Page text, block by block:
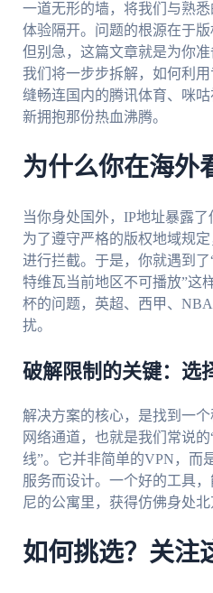
一道无形的墙，将我们与熟
体验隔开。问题的根源在于版
但别急，这篇文章就是为你准
我们将一步步拆解，如何利
缝畅连国内的腾讯体育、咪
新拥抱那份热血沸腾。
为什么你在海外
当你身处国外，IP地址暴露
为了遵守严格的版权地域规
进行拦截。于是，你就遇到
特维瓦当前地区不可播放”这
杯的问题，英超、西甲、
扰。
破解限制的关键：选
解决方案的核心，是找到一
网络通道，也就是我们常说
线”。它并非简单的VPN，而
服务而设计。一个好的工具
尼的公寓里，获得仿佛身处北
如何挑选？关注